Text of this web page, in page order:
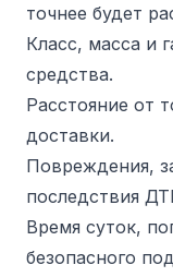
точнее будет
Класс, масса и
средства.
Расстояние от
доставки.
Повреждения,
последствия
Время суток,
безопасного